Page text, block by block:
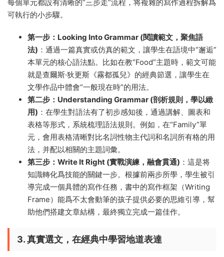
每個單元都設有清晰的“三步走”流程，将複雜的寫作過程拆解爲
可執行的小步驟。
第一步：Looking Into Grammar (閱讀範文，聚焦語
法) ：通過一篇真實或仿真的範文，讓學生在語境中“邂逅”
本單元的核心語法點。比如在教“Food”主題時，範文可能
就是查爾斯·狄更斯《霧都孤兒》的經典節選，讓學生在
文學作品中體會“一般現在時”的用法。
第二步：Understanding Grammar (剖析規則，學以緻
用) ：在學生對語法有了初步感知後，通過講解、圖表和
表格等形式，系統梳理語法規則。例如，在“Family”單
元，會用表格清晰對比名詞性物主代詞和名詞所有格的用
法，并配以相關的主題詞彙。
第三步：Write It Right (實戰演練，融會貫通) ：這是将
知識轉化爲技能的關鍵一步。根據前兩步所學，學生被引
導完成一個具體的寫作任務，書中的寫作框架（Writing
Frame）能爲不太會動筆的孩子提供必要的思維引導，幫
助他們搭建文章結構，最終獨立完成一篇佳作。
3. 真實選文，在經典中學習地道表達